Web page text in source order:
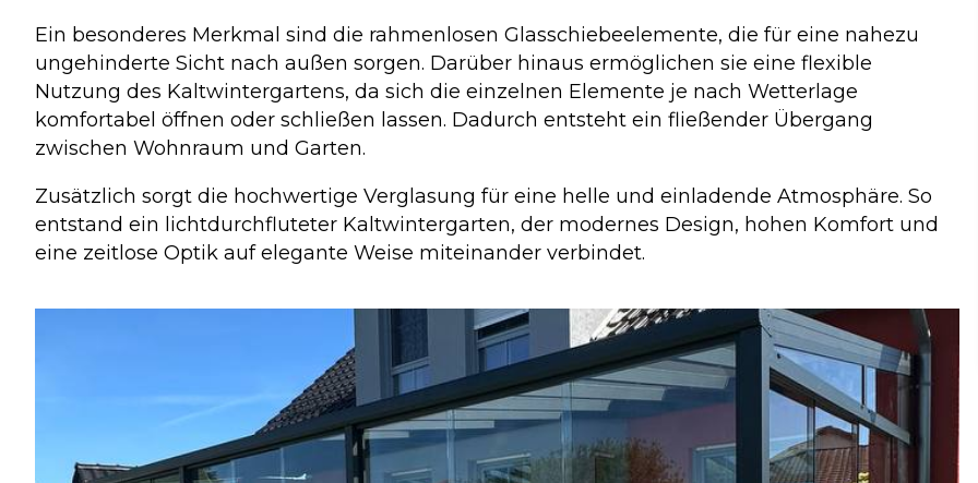
Ein besonderes Merkmal sind die rahmenlosen Glasschiebeelemente, die für eine nahezu
ungehinderte Sicht nach außen sorgen. Darüber hinaus ermöglichen sie eine flexible
Nutzung des Kaltwintergartens, da sich die einzelnen Elemente je nach Wetterlage
komfortabel öffnen oder schließen lassen. Dadurch entsteht ein fließender Übergang
zwischen Wohnraum und Garten.
Zusätzlich sorgt die hochwertige Verglasung für eine helle und einladende Atmosphäre. So
entstand ein lichtdurchfluteter Kaltwintergarten, der modernes Design, hohen Komfort und
eine zeitlose Optik auf elegante Weise miteinander verbindet.